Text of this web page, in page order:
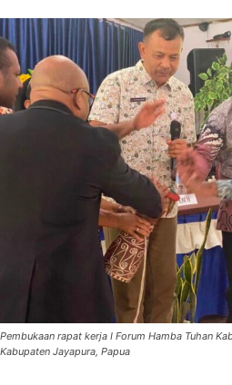
Pembukaan rapat kerja I Forum Hamba Tuhan
Kabupaten Jayapura, Papua